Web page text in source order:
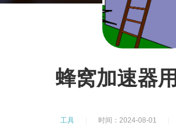
蜂窝加速器
工具 时间：2024-08-01